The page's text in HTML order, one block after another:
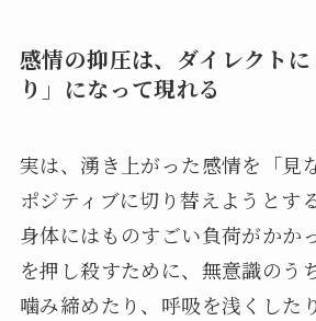
感情の抑圧は、ダイレクト
り」になって現れる
実は、湧き上がった感情を「見
ポジティブに切り替えようとす
身体にはものすごい負荷がかか
を押し殺すために、無意識のう
噛み締めたり、呼吸を浅くした